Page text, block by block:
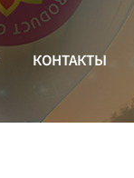
КОНТАКТЫ